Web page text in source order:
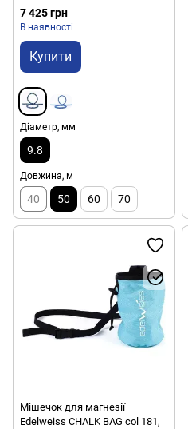
7 425 грн
В наявності
Купити
Діаметр, мм
9.8
Довжина, м
40 50 60 70
Мішечок для магнезії
Edelweiss CHALK BAG col 181,